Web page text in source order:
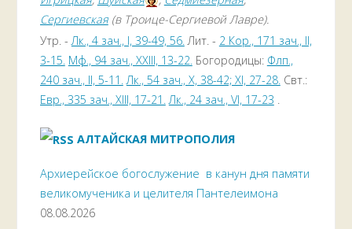
Сергиевская(в Троице-Сергиевой Лавре).
Утр. -Лк., 4 зач., I, 39-49, 56.Лит. - 2 Кор., 171 зач., II,
3-15. Мф., 94 зач., XXIII, 13-22.Богородицы: Флп.,
240 зач., II, 5-11. Лк., 54 зач., X, 38-42; XI, 27-28.Свт.:
Евр., 335 зач., XIII, 17-21. Лк., 24 зач., VI, 17-23 .
АЛТАЙСКАЯ МИТРОПОЛИЯ
Архиерейское богослужение в канун дня памяти
великомученика и целителя Пантелеимона
08.08.2026